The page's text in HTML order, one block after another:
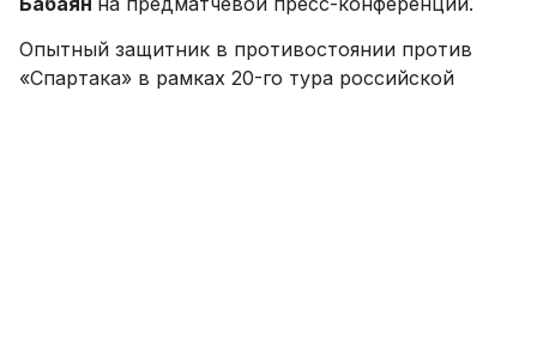
Опытный защитник в противостоянии против
«Спартака» в рамках 20-го тура российской